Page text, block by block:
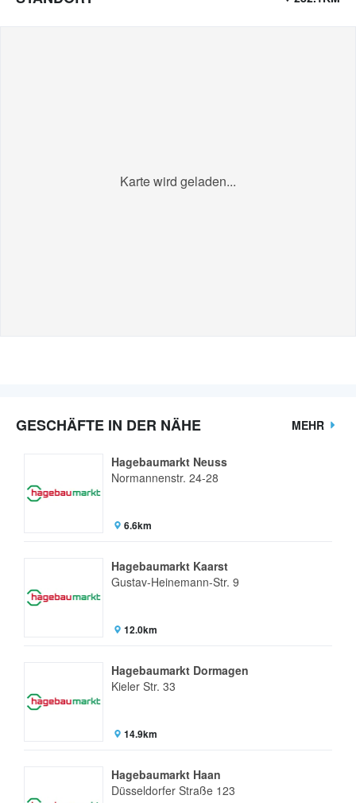
Karte wird geladen...
GESCHÄFTE IN DER NÄHE MEHR
Hagebaumarkt Neuss
Normannenstr. 24-28
6.6km
Hagebaumarkt Kaarst
Gustav-Heinemann-Str. 9
12.0km
Hagebaumarkt Dormagen
Kieler Str. 33
14.9km
Hagebaumarkt Haan
Düsseldorfer Straße 123